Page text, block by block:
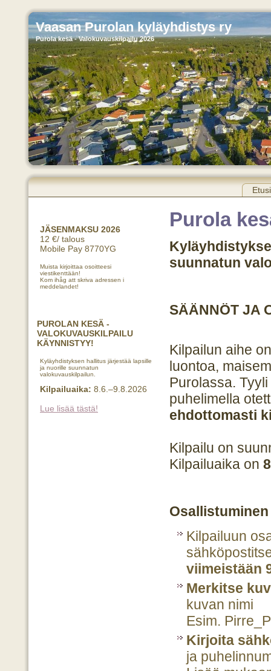
Vaasan Purolan kyläyhdistys ry
Purola kesä - Valokuvauskilpailu 2026
JÄSENMAKSU 2026
12 €/ talous
Mobile Pay 8770YG
Muista kirjoittaa osoitteesi
viestikenttään!
Kom ihåg att skriva adressen i
meddelandet!
PUROLAN KESÄ -
VALOKUVAUSKILPAILU
KÄYNNISTYY!
Kyläyhdistyksen hallitus järjestää lapsille
ja nuorille suunnatun
valokuvauskilpailun.
Kilpailuaika: 8.6.–9.8.2026
Lue lisää tästä!
Purola
suunnatun
SÄÄNNÖT JA
Kilpailun aihe
luontoa,
Purolassa.
puhelimella
ehdottomasti
Kilpailu on
Kilpailuaika on
Osallistuminen
Kilpailuun
viimeistään
Merkitse
kuvan nimi
Esim.
Kirjoita
ja